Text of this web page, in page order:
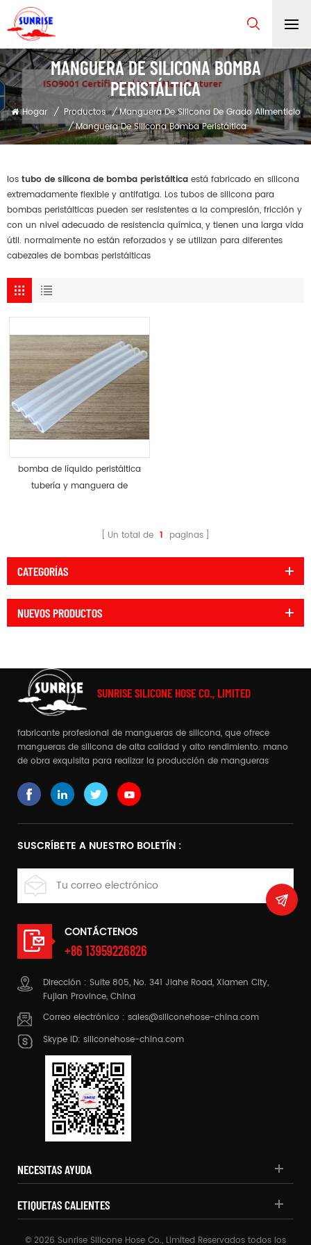
MANGUERA DE SILICONA BOMBA
PERISTÁLTICA
Hogar / Productos / Manguera De Silicona De Grado Alimenticio
/ Manguera De Silicona Bomba Peristáltica
los tubo de silicona de bomba peristáltica está fabricado en silicona
extremadamente flexible y antifatiga. Los tubos de silicona para
bombas peristálticas pueden ser resistentes a la compresión, fricción y
con un nivel adecuado de resistencia química, y tienen una larga vida
útil. normalmente no están reforzados y se utilizan para diferentes
cabezales de bombas peristálticas
bomba de líquido peristáltica
tubería y manguera de
Un total de 1 paginas
CATEGORÍAS
NUEVOS PRODUCTOS
SUNRISE SILICONE HOSE CO., LIMITED
fabricante profesional de mangueras de silicona, que ofrece
mangueras de silicona de alta calidad y alto rendimiento. mano
de obra exquisita para realizar la producción de mangueras
SUSCRÍBETE A NUESTRO BOLETÍN :
CONTÁCTENOS
+86 13959226826
Dirección : Suite 805, No. 341 Jiahe Road, Xiamen City,
Fujian Province, China
Correo electrónico : sales@siliconehose-china.com
Skype ID: siliconehose-china.com
NECESITAS AYUDA
ETIQUETAS CALIENTES
© 2026 Sunrise Silicone Hose Co., Limited Reservados todos los